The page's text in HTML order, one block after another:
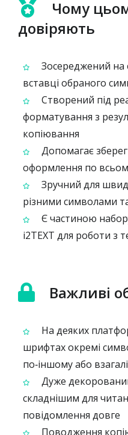
Чому
довіряють
Зосереджений на
вставці обраного
Створений під
форматування з
копіювання
Допомагає
оформлення по
Зручний для
різними символами
Є частиною
i2TEXT для роботи з
Важливі
На деяких
шрифтах окремі
по‑іншому або
Дуже
складнішим для
повідомлення довге
Поводження